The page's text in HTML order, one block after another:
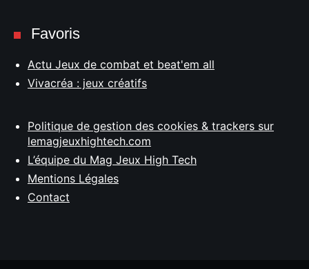
Favoris
Actu Jeux de combat et beat'em all
Vivacréa : jeux créatifs
Politique de gestion des cookies & trackers sur
lemagjeuxhightech.com
L’équipe du Mag Jeux High Tech
Mentions Légales
Contact